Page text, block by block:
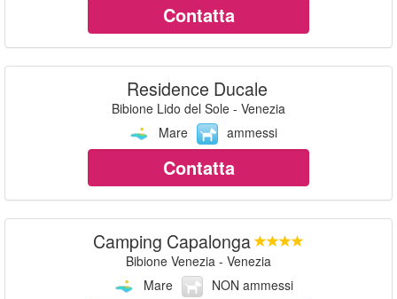
Contatta
Residence Ducale
Bibione Lido del Sole - Venezia
Mare
ammessi
Contatta
Camping Capalonga
Bibione Venezia - Venezia
Mare
NON ammessi